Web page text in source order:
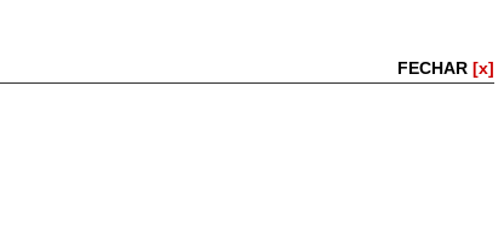
FECHAR [x]